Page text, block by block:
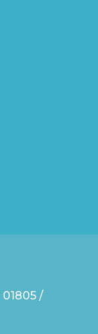
01805 /